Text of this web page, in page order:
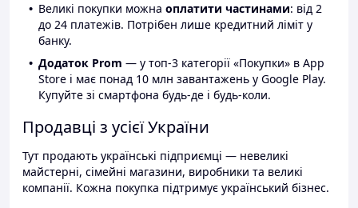
Великі покупки можна оплатити частинами: від 2
до 24 платежів. Потрібен лише кредитний ліміт у
банку.
Додаток Prom — у топ-3 категорії «Покупки» в App
Store і має понад 10 млн завантажень у Google Play.
Купуйте зі смартфона будь-де і будь-коли.
Продавці з усієї України
Тут продають українські підприємці — невеликі
майстерні, сімейні магазини, виробники та великі
компанії. Кожна покупка підтримує український бізнес.